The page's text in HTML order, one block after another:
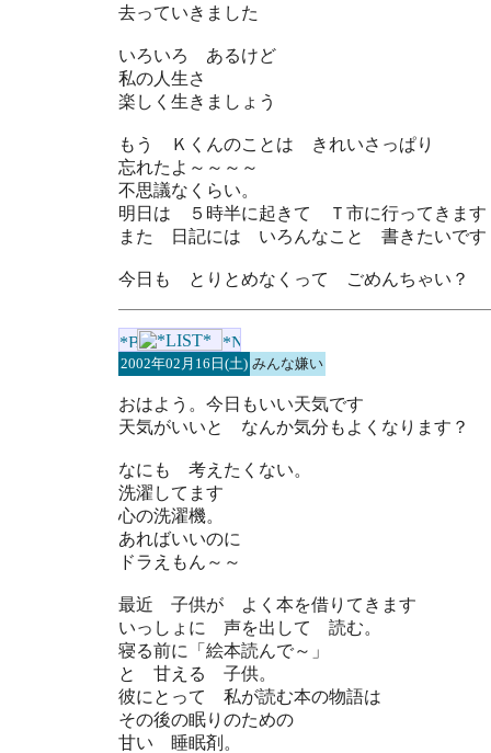
去っていきました
いろいろ あるけど
私の人生さ
楽しく生きましょう
もう Ｋくんのことは きれいさっぱり
忘れたよ～～～～
不思議なくらい。
明日は ５時半に起きて Ｔ市に行ってきます
また 日記には いろんなこと 書きたいです
今日も とりとめなくって ごめんちゃい？
2002年02月16日(土) みんな嫌い
おはよう。今日もいい天気です
天気がいいと なんか気分もよくなります？
なにも 考えたくない。
洗濯してます
心の洗濯機。
あればいいのに
ドラえもん～～
最近 子供が よく本を借りてきます
いっしょに 声を出して 読む。
寝る前に「絵本読んで～」
と 甘える 子供。
彼にとって 私が読む本の物語は
その後の眠りのための
甘い 睡眠剤。